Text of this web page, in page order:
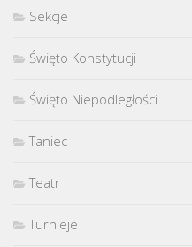
Sekcje
Święto Konstytucji
Święto Niepodległości
Taniec
Teatr
Turnieje